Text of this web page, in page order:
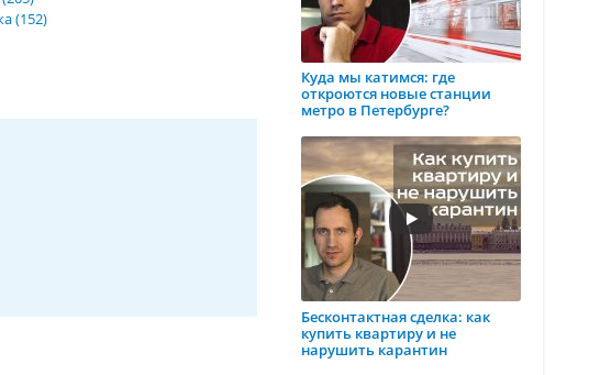
(152)
Куда мы катимся: где
откроются новые станции
метро в Петербурге?
Бесконтактная сделка: как
купить квартиру и не
нарушить карантин